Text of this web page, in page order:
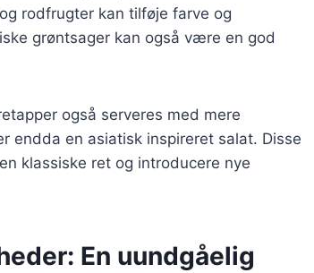
rodfrugter kan tilføje farve og
grøntsager kan også være en god
også serveres med mere
endda en asiatisk inspireret salat. Disse
klassiske ret og introducere nye
En uundgåelig